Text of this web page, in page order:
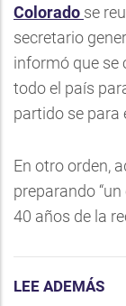
Colorado se
secretario
informó que se
todo el país
partido se para
En otro orden,
preparando
40 años de la
LEE ADEMÁS